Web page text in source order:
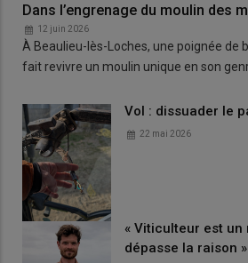
Dans l’engrenage du moulin des
12 juin 2026
À Beaulieu-lès-Loches, une poignée de
fait revivre un moulin unique en son
Vol : dissuader le
22 mai 2026
« Viticulteur est un
dépasse la raison »